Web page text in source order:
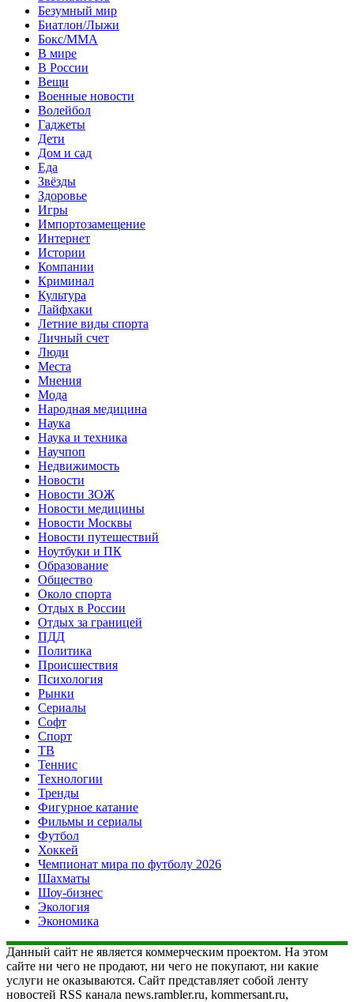
Безумный мир
Биатлон/Лыжи
Бокс/MMA
В мире
В России
Вещи
Военные новости
Волейбол
Гаджеты
Дети
Дом и сад
Еда
Звёзды
Здоровье
Игры
Импортозамещение
Интернет
Истории
Компании
Криминал
Культура
Лайфхаки
Летние виды спорта
Личный счет
Люди
Места
Мнения
Мода
Народная медицина
Наука
Наука и техника
Научпоп
Недвижимость
Новости
Новости ЗОЖ
Новости медицины
Новости Москвы
Новости путешествий
Ноутбуки и ПК
Образование
Общество
Около спорта
Отдых в России
Отдых за границей
ПДД
Политика
Происшествия
Психология
Рынки
Сериалы
Софт
Спорт
ТВ
Теннис
Технологии
Тренды
Фигурное катание
Фильмы и сериалы
Футбол
Хоккей
Чемпионат мира по футболу 2026
Шахматы
Шоу-бизнес
Экология
Экономика
Данный сайт не является коммерческим проектом. На этом
сайте ни чего не продают, ни чего не покупают, ни какие
услуги не оказываются. Сайт представляет собой ленту
новостей RSS канала news.rambler.ru, kommersant.ru,